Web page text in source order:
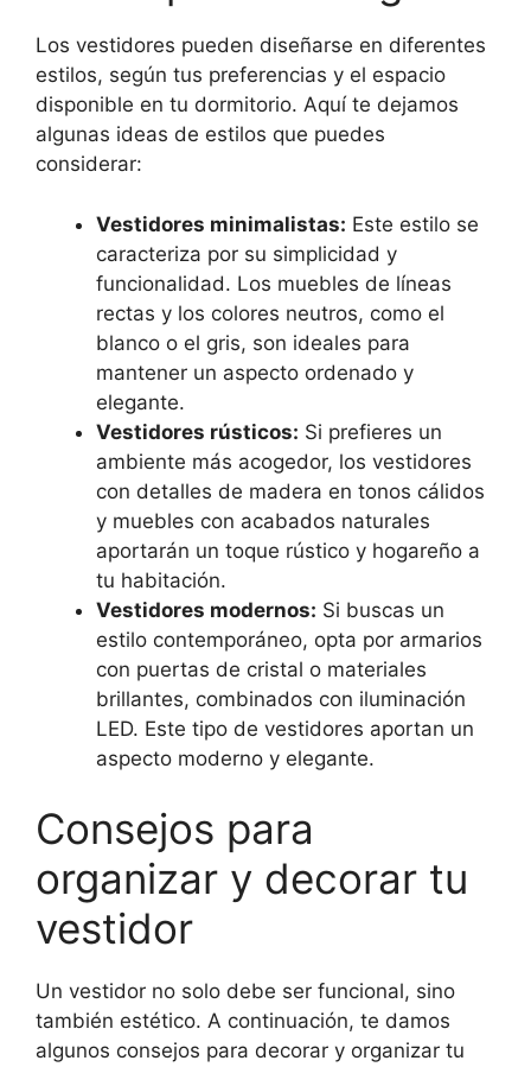
Los vestidores pueden diseñarse en diferentes
estilos, según tus preferencias y el espacio
disponible en tu dormitorio. Aquí te dejamos
algunas ideas de estilos que puedes
considerar:
Vestidores minimalistas: Este estilo se
caracteriza por su simplicidad y
funcionalidad. Los muebles de líneas
rectas y los colores neutros, como el
blanco o el gris, son ideales para
mantener un aspecto ordenado y
elegante.
Vestidores rústicos: Si prefieres un
ambiente más acogedor, los vestidores
con detalles de madera en tonos cálidos
y muebles con acabados naturales
aportarán un toque rústico y hogareño a
tu habitación.
Vestidores modernos: Si buscas un
estilo contemporáneo, opta por armarios
con puertas de cristal o materiales
brillantes, combinados con iluminación
LED. Este tipo de vestidores aportan un
aspecto moderno y elegante.
Consejos para
organizar y decorar tu
vestidor
Un vestidor no solo debe ser funcional, sino
también estético. A continuación, te damos
algunos consejos para decorar y organizar tu